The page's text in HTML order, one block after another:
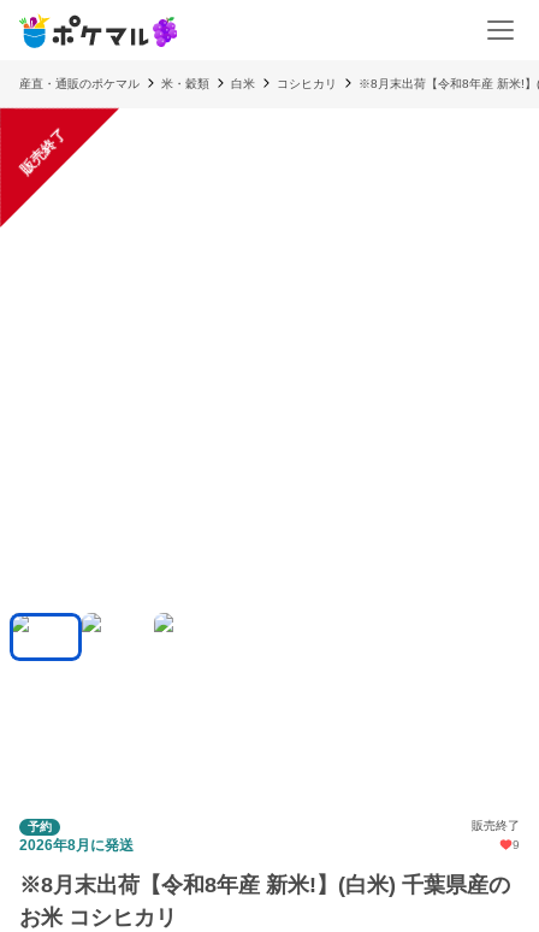
産直・通販のポケマル 米・穀類 白米 コシヒカリ ※8月末出荷【令和8年産 新米!
販売終了
予約 販売終了
2026年8月に発送 9
※8月末出荷【令和8年産 新米!】(白米) 千葉県産の
お米 コシヒカリ